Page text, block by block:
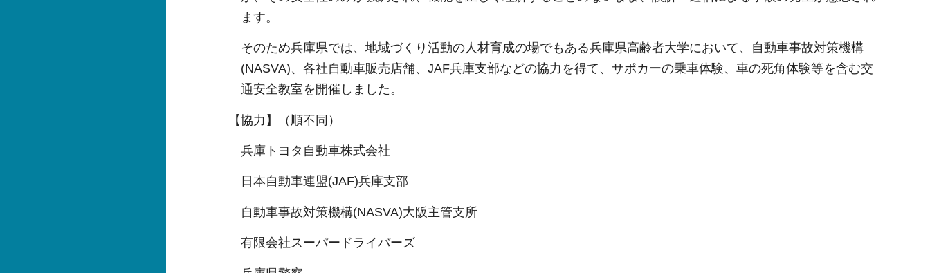
ます。
そのため兵庫県では、地域づくり活動の人材育成の場でもある兵庫県高齢者大学において、自動車事故対策機構
(NASVA)、各社自動車販売店舗、JAF兵庫支部などの協力を得て、サポカーの乗車体験、車の死角体験等を含む交
通安全教室を開催しました。
【協力】（順不同）
兵庫トヨタ自動車株式会社
日本自動車連盟(JAF)兵庫支部
自動車事故対策機構(NASVA)大阪主管支所
有限会社スーパードライバーズ